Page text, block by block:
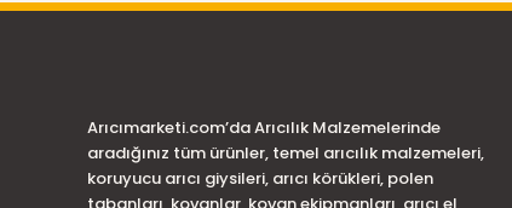
Arıcımarketi.com’da Arıcılık Malzemelerinde
aradığınız tüm ürünler, temel arıcılık malzemeleri,
koruyucu arıcı giysileri, arıcı körükleri, polen